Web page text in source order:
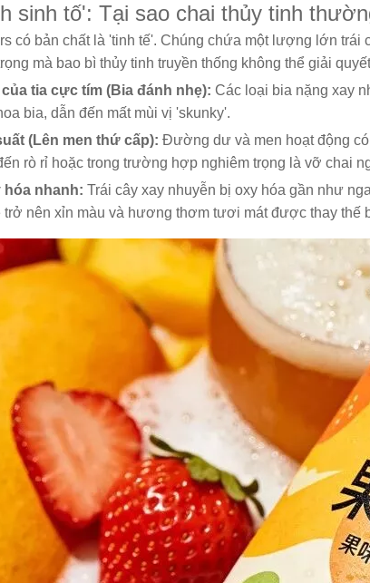
sinh tố': Tại sao chai thủy tinh
có bản chất là 'tinh tế'. Chúng chứa một lượng lớn
mà bao bì thủy tinh truyền thống không thể giải
tia cực tím (Bia đánh nhẹ): Các loại bia nặng xay
bia, dẫn đến mất mùi vị 'skunky'.
(Lên men thứ cấp): Đường dư và men hoạt động
rò rỉ hoặc trong trường hợp nghiêm trọng là vỡ chai
hóa nhanh: Trái cây xay nhuyễn bị oxy hóa gần như
trở nên xỉn màu và hương thơm tươi mát được thay thế